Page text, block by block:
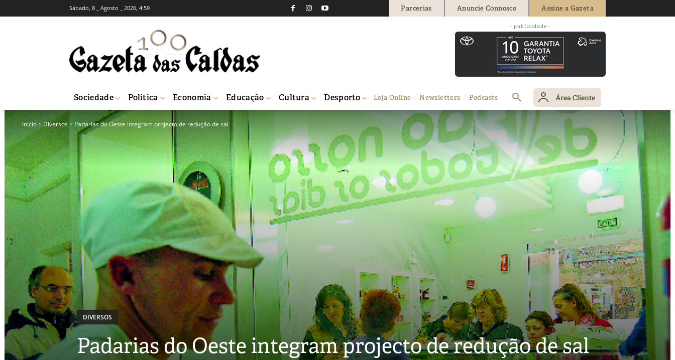
Sábado, 8 _ Agosto _ 2026, 4:59 Parcerias Anuncie Connosco Assine a Gazeta
- publicidade -
Sociedade Política Economia Educação Cultura Desporto Loja Online Newsletters Podcasts Área Cliente
Início Diversos Padarias do Oeste integram projecto de redução de sal
DIVERSOS
Padarias do Oeste integram projecto de redução de sal